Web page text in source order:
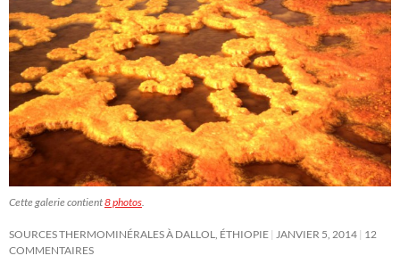
Cette galerie contient8 photos
SOURCES THERMOMINÉRALES À DALLOL, ÉTHIOPIE JANVIER 5, 2014 12
COMMENTAIRES